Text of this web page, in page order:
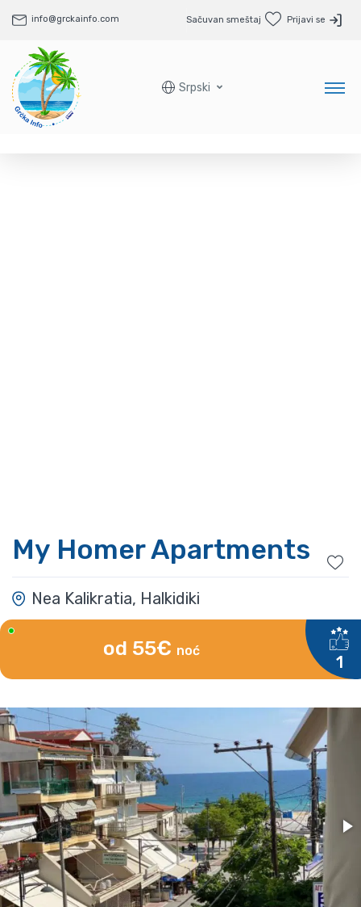
info@grckainfo.com Sačuvan smeštaj Prijavi se
Srpski
My Homer Apartments
Nea Kalikratia, Halkidiki
1
od 55€ noć